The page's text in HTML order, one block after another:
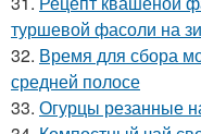
туршевой фасоли на
32. Время для сбора
средней полосе
33. Огурцы резанные